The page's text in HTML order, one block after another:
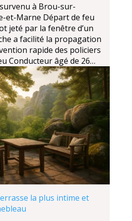
survenu à Brou-sur-
et-Marne Départ de feu
jeté par la fenêtre d’un
a facilité la propagation
rapide des policiers
Conducteur âgé de 26…
la plus intime et